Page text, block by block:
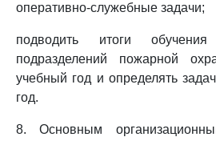
оперативно-служебные задачи;
подводить итоги
подразделений пожарной
учебный год и определять
год.
8. Основным